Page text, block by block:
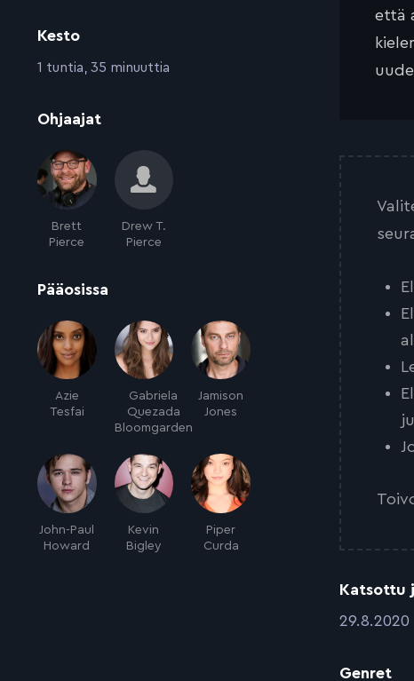
Kesto
:1 tuntia, 35 minuuttia
Ohjaajat
Brett
Pierce
Drew T.
Pierce
Pääosissa
Azie
Tesfai
Gabriela
Quezada
Bloomgarden
Jamison
Jones
John-Paul
Howard
Kevin
Bigley
Piper
Curda
että
Katsottu
:29.8.2020
Genret